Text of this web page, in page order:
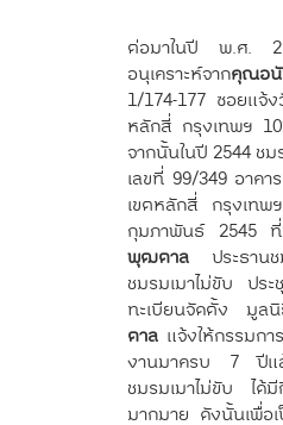
ต่อมาในปี พ.ศ.
อนุเคราะห์จากคุณอ
1/174-177 ซอยแ
หลักสี่ กรุงเทพฯ
จากนั้นในปี 2544 ชม
เลขที่ 99/349 อา
เขตหลักสี่ กรุงเท
กุมภาพันธ์ 2545 ที่
พุฒตาล ประธาน
ชมรมเมาไม่ขับ ประ
ทะเบียนจัดตั้ง มูลนิ
ตาล แจ้งให้กรรมก
งานมาครบ 7 ปีแล้
ชมรมเมาไม่ขับ ได้
มากมาย ดังนั้นเพื่อเ